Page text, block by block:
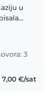
u
3
7,00 €/sat